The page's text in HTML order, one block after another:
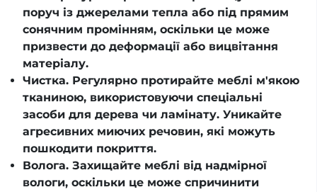
поруч із джерелами тепла або під прямим
сонячним промінням, оскільки це може
призвести до деформації або вицвітання
матеріалу.
Чистка. Регулярно протирайте меблі м'якою
тканиною, використовуючи спеціальні
засоби для дерева чи ламінату. Уникайте
агресивних миючих речовин, які можуть
пошкодити покриття.
Волога. Захищайте меблі від надмірної
вологи, оскільки це може спричинити